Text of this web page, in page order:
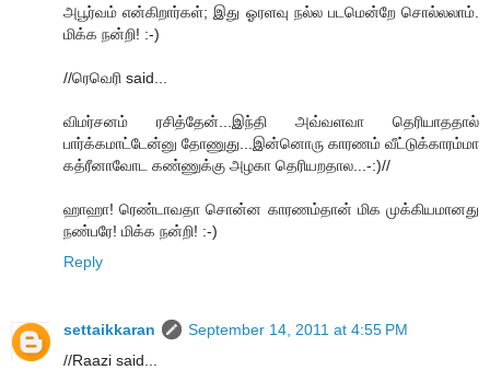
அபூர்வம் என்கிறார்கள்; இது ஓரளவு நல்ல படமென்றே சொல்லலாம்.
மிக்க நன்றி! :-)
//ரெவெரி said...
விமர்சனம் ரசித்தேன்...இந்தி அவ்வளவா தெரியாததால்
பார்க்கமாட்டேன்னு தோணுது...இன்னொரு காரணம் வீட்டுக்காரம்மா
கத்ரீனாவோட கண்ணுக்கு அழகா தெரியறதால...-:)//
ஹாஹா! ரெண்டாவதா சொன்ன காரணம்தான் மிக முக்கியமானது
நண்பரே! மிக்க நன்றி! :-)
Reply
settaikkaran
September 14, 2011 at 4:55 PM
//Raazi said...